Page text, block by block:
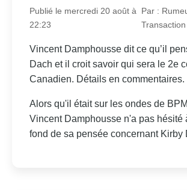
Publié le mercredi 20 août à
22:23
Par :
Transaction
Vincent Damphousse dit ce qu’il
Dach et il croit savoir qui sera le 2e
Canadien. Détails en commentaires.
Alors qu'il était sur les ondes de
Vincent Damphousse n'a pas hésité
fond de sa pensée concernant Kirby